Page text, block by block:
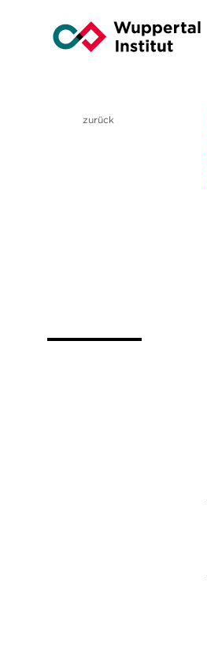
zurück